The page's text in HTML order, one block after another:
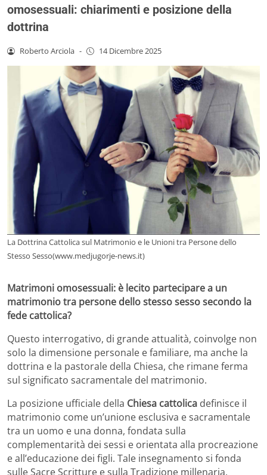
omosessuali: chiarimenti e posizione della
dottrina
Roberto Arciola - 14 Dicembre 2025
La Dottrina Cattolica sul Matrimonio e le Unioni tra Persone dello
Stesso Sesso(www.medjugorje-news.it)
Matrimoni omosessuali: è lecito partecipare a un
matrimonio tra persone dello stesso sesso secondo la
fede cattolica?
Questo interrogativo, di grande attualità, coinvolge non
solo la dimensione personale e familiare, ma anche la
dottrina e la pastorale della Chiesa, che rimane ferma
sul significato sacramentale del matrimonio.
La posizione ufficiale della Chiesa cattolica definisce il
matrimonio come un’unione esclusiva e sacramentale
tra un uomo e una donna, fondata sulla
complementarità dei sessi e orientata alla procreazione
e all’educazione dei figli. Tale insegnamento si fonda
sulle Sacre Scritture e sulla Tradizione millenaria,